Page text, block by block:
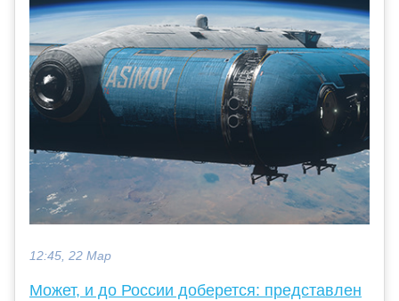
12:45, 22 Мар
Может, и до России доберется: представлен